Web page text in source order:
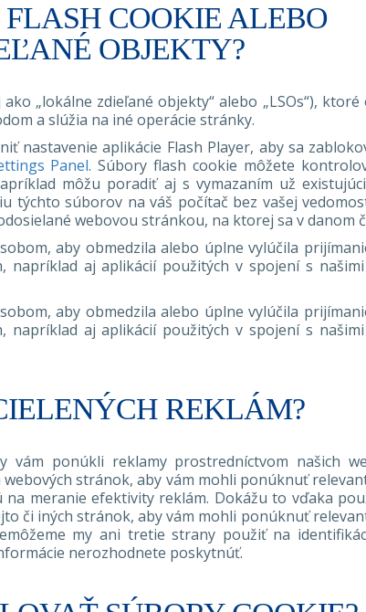
COOKIE ALEBO
OBJEKTY?
„lokálne zdieľané objekty“ alebo „LSOs“),
a slúžia na iné operácie stránky.
nastavenie aplikácie Flash Player, aby sa
Panel. Súbory flash cookie môžete
môžu poradiť aj s vymazaním už
týchto súborov na váš počítač bez vašej
webovou stránkou, na ktorej sa v danom
aby obmedzila alebo úplne vylúčila
aj aplikácií použitých v spojení s
aby obmedzila alebo úplne vylúčila
aj aplikácií použitých v spojení s
REKLÁM?
ponúkli reklamy prostredníctvom našich
stránok, aby vám mohli ponúknuť
meranie efektivity reklám. Dokážu to vďaka
či iných stránok, aby vám mohli ponúknuť
my ani tretie strany použiť na
nerozhodnete poskytnúť.